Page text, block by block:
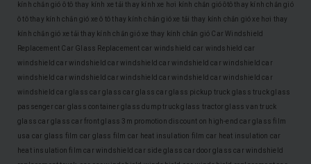
kính chắn gió ô tô thay kính xe tải thay kính xe hơi kính chắn gió ôtô thay kính chắn gió
ô tô thay kính chắn gió xe ô tô thay kính chắn gió xe tải thay kính chắn gió xe hơi thay
kính chắn gió xe tải thay kính chắn gió xe thay kính chắn gió Car Windshield
Replacement Car Glass Replacement car windshield car windshield car
windshield car windshield car windshield car windshield car windshield car
windshield car windshield car windshield car windshield car windshield car
windshield car glass car glass car glass car glass pickup truck glass truck glass
passenger car glass container glass dump truck glass tractor glass van truck
glass car glass car front glass 3m promotion discount on high-end car glass film
usa car glass film car glass film car heat insulation film car heat insulation car
heat insulation film car windshield car side glass car door glass car windshield